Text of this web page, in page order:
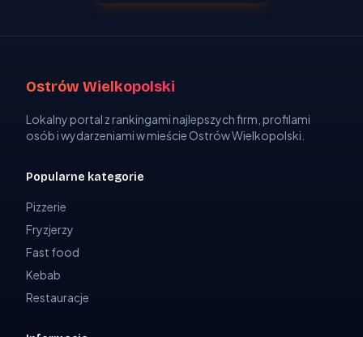
Ostrów Wielkopolski
Lokalny portal z rankingami najlepszych firm, profilami
osób i wydarzeniami w mieście Ostrów Wielkopolski.
Popularne kategorie
Pizzerie
Fryzjerzy
Fast food
Kebab
Restauracje